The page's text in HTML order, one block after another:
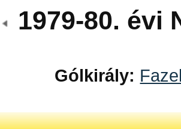
1979-80. évi
Gólkirály: